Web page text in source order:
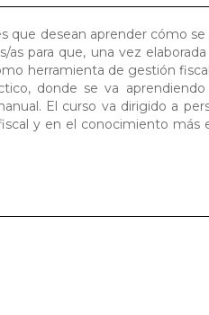
que desean aprender cómo
as para que, una vez
herramienta de gestión
donde se va
El curso va dirigido a
y en el conocimiento más